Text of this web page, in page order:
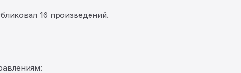
16 произведений.